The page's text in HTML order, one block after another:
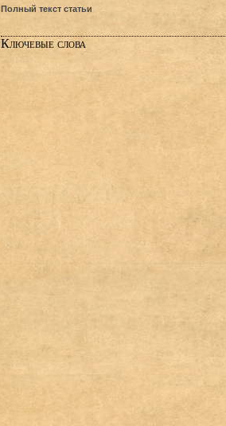
Полный текст статьи
Ключевые слова